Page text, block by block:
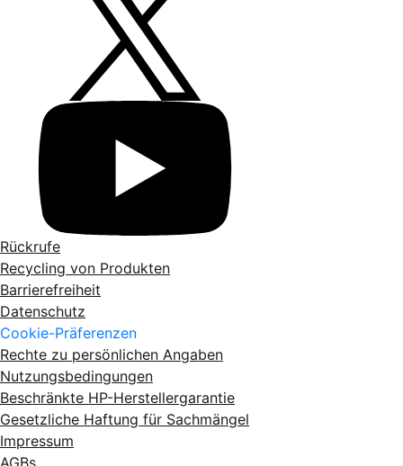
Rückrufe
Recycling von Produkten
Barrierefreiheit
Datenschutz
Cookie-Präferenzen
Rechte zu persönlichen Angaben
Nutzungsbedingungen
Beschränkte HP-Herstellergarantie
Gesetzliche Haftung für Sachmängel
Impressum